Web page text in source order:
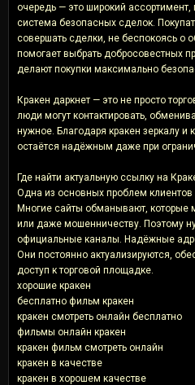
очередь — это широкий ассортимент,
система безопасных сделок.
совершать сделки, не беспокоясь о
помогает выбрать добросовестных
делают покупки максимально
Кракен даркнет — это не просто
люди могут контактировать,
нужное. Благодаря кракен зеркалу и
остаётся надёжным даже при
Где найти актуальную ссылку на
Одна из основных проблем клиентов
Многие сайты обманывают, которые
или даже мошенничеству. Поэтому
официальные каналы. Надёжные
Они постоянно актуализируются,
доступ к торговой площадке.
хорошие кракен
бесплатно фильм кракен
кракен смотреть онлайн бесплатно
фильмы онлайн кракен
кракен фильм смотреть онлайн
кракен в качестве
кракен в хорошем качестве